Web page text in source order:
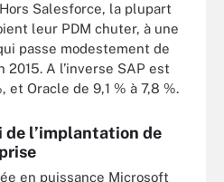
Salesforce, la plupart
leur PDM chuter, à une
passe modestement de
2015. A l’inverse SAP est
et Oracle de 9,1 % à 7,8 %.
l’implantation de
en puissance Microsoft